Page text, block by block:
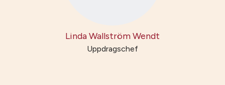
Linda Wallström Wendt
Uppdragschef